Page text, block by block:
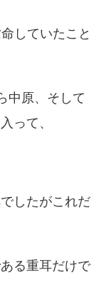
していたこと
中原、そして
って、
したがこれだ
る重耳だけで